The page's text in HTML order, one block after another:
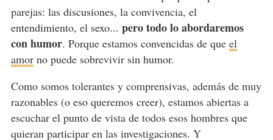
parejas: las discusiones, la convivencia, el
entendimiento, el sexo... pero todo lo abordaremos
con humor. Porque estamos convencidas de que el
amorno puede sobrevivir sin humor.
Como somos tolerantes y comprensivas, además de muy
razonables (o eso queremos creer), estamos abiertas a
escuchar el punto de vista de todos esos hombres que
quieran participar en las investigaciones. Y